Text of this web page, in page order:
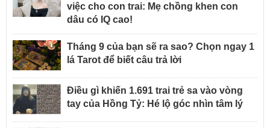
việc cho con trai: Mẹ chồng khen con
dâu có IQ cao!
Tháng 9 của bạn sẽ ra sao? Chọn ngay 1
lá Tarot để biết câu trả lời
Điều gì khiến 1.691 trai trẻ sa vào vòng
tay của Hồng Tỷ: Hé lộ góc nhìn tâm lý